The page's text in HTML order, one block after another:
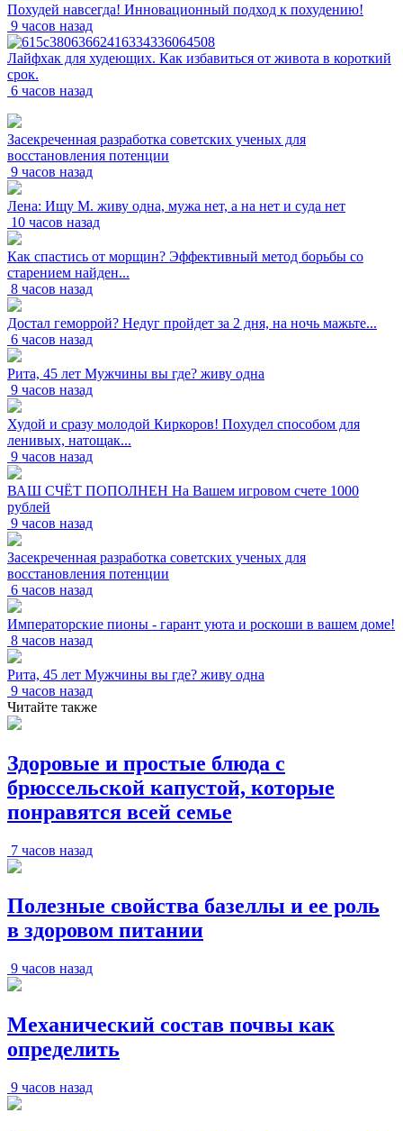
Похудей навсегда! Инновационный подход к похудению!
9 часов назад
Лайфхак для худеющих. Как избавиться от живота в короткий
срок.
6 часов назад
Засекреченная разработка советских ученых для
восстановления потенции
9 часов назад
Лена: Ищу М. живу одна, мужа нет, а на нет и суда нет
10 часов назад
Как спастись от морщин? Эффективный метод борьбы со
старением найден...
8 часов назад
Достал геморрой? Недуг пройдет за 2 дня, на ночь мажьте...
6 часов назад
Рита, 45 лет Мужчины вы где? живу одна
9 часов назад
Худой и сразу молодой Киркоров! Похудел способом для
ленивых, натощак...
9 часов назад
ВАШ СЧЁТ ПОПОЛНЕН На Вашем игровом счете 1000
рублей
9 часов назад
Засекреченная разработка советских ученых для
восстановления потенции
6 часов назад
Императорские пионы - гарант уюта и роскоши в вашем доме!
8 часов назад
Рита, 45 лет Мужчины вы где? живу одна
9 часов назад
Читайте также
Здоровые и простые блюда с
брюссельской капустой, которые
понравятся всей семье
7 часов назад
Полезные свойства базеллы и ее роль
в здоровом питании
9 часов назад
Механический состав почвы как
определить
9 часов назад